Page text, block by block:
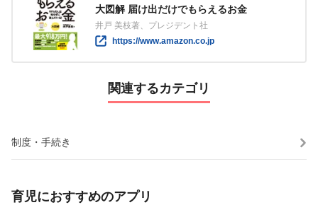
大図解 届け出だけでもらえるお金
井戸 美枝著、プレジデント社
https://www.amazon.co.jp
関連するカテゴリ
制度・手続き
育児におすすめのアプリ